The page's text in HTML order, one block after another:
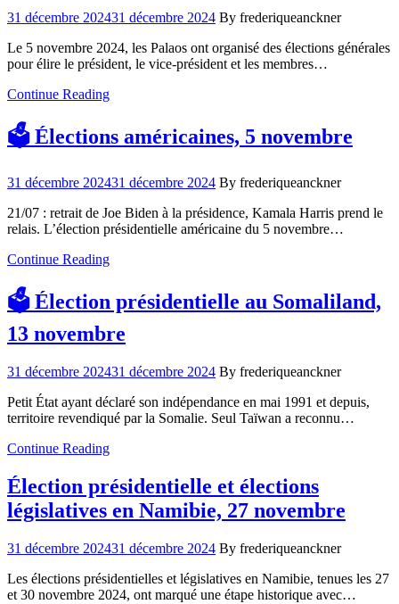
31 décembre 202431 décembre 2024 By frederiqueanckner
Le 5 novembre 2024, les Palaos ont organisé des élections générales
pour élire le président, le vice-président et les membres…
Continue Reading
🗳️ Élections américaines, 5 novembre
31 décembre 202431 décembre 2024 By frederiqueanckner
21/07 : retrait de Joe Biden à la présidence, Kamala Harris prend le
relais. L’élection présidentielle américaine du 5 novembre…
Continue Reading
🗳️ Élection présidentielle au Somaliland,
13 novembre
31 décembre 202431 décembre 2024 By frederiqueanckner
Petit État ayant déclaré son indépendance en mai 1991 et depuis,
territoire revendiqué par la Somalie. Seul Taïwan a reconnu…
Continue Reading
Élection présidentielle et élections
législatives en Namibie, 27 novembre
31 décembre 202431 décembre 2024 By frederiqueanckner
Les élections présidentielles et législatives en Namibie, tenues les 27
et 30 novembre 2024, ont marqué une étape historique avec…